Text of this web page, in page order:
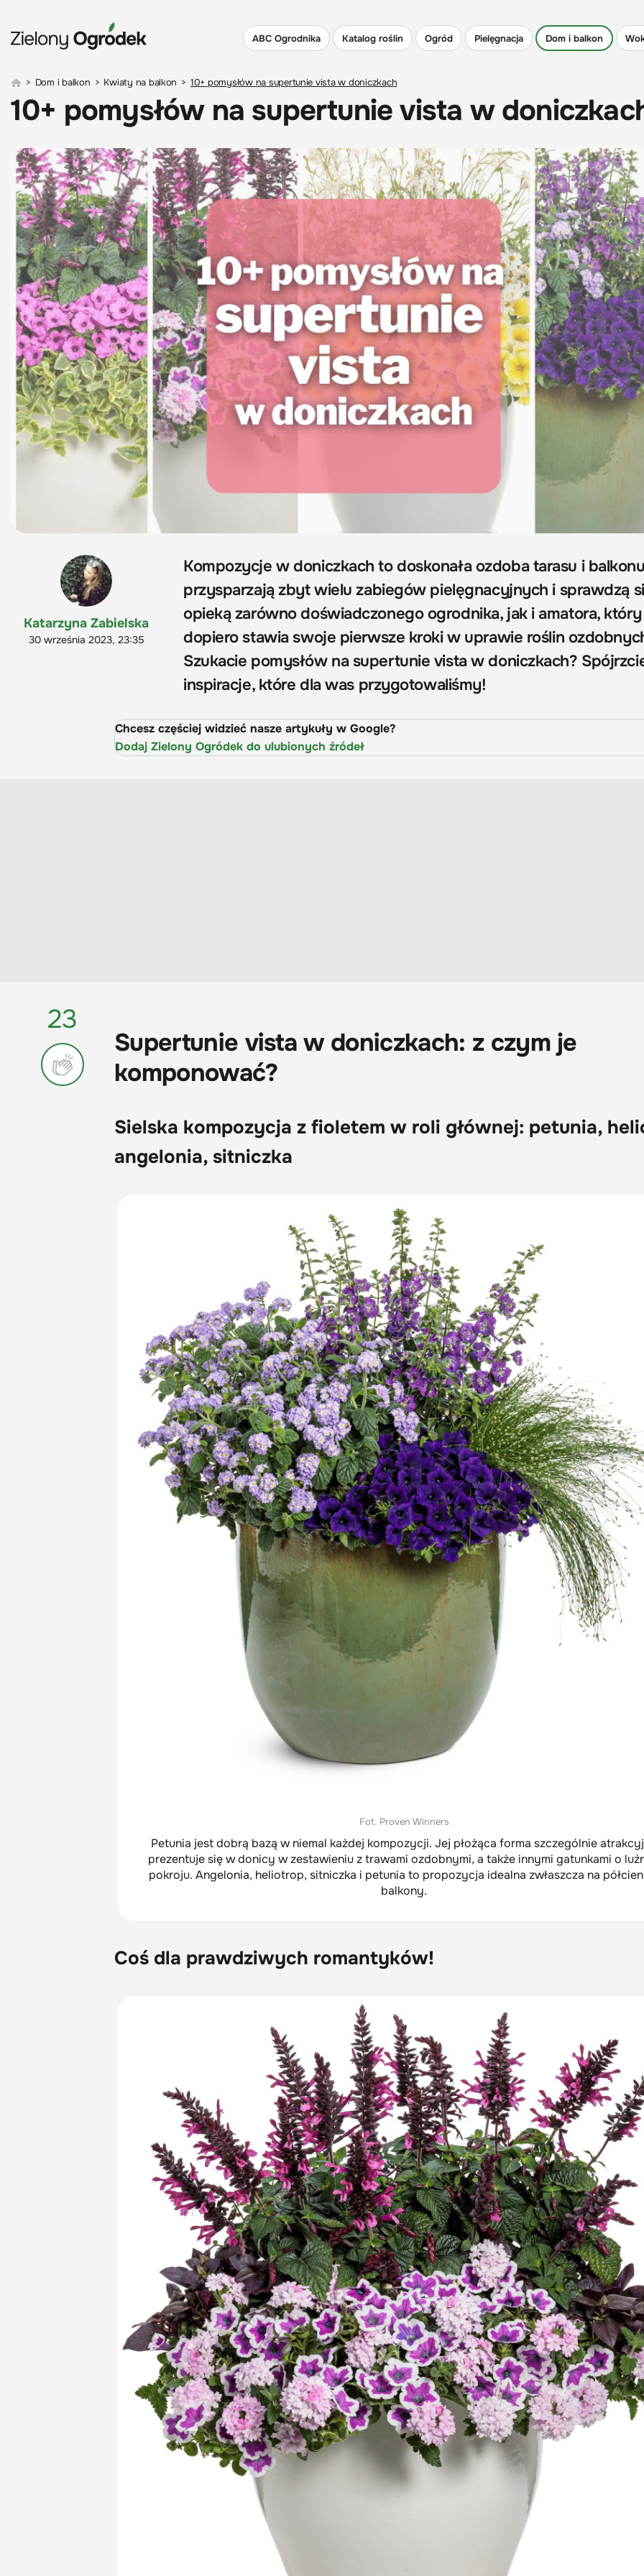
ABC Ogrodnika Katalog roślin Ogród Pielęgnacja Dom i balkon
> Dom i balkon > Kwiaty na balkon > 10+ pomysłów na supertunie vista w doniczkach
10+ pomysłów na supertunie vista w
Katarzyna Zabielska
30 września 2023, 23:35
Kompozycje w doniczkach to doskonała ozdoba tarasu i
przysparzają zbyt wielu zabiegów pielęgnacyjnych i sprawdzą
opieką zarówno doświadczonego ogrodnika, jak i amatora, który
dopiero stawia swoje pierwsze kroki w uprawie roślin
Szukacie pomysłów na supertunie vista w doniczkach?
inspiracje, które dla was przygotowaliśmy!
Chcesz częściej widzieć nasze artykuły w Google?
Dodaj Zielony Ogródek do ulubionych źródeł
23
Supertunie vista w doniczkach: z czym je
komponować?
Sielska kompozycja z fioletem w roli głównej: petunia,
angelonia, sitniczka
Fot. Proven Winners
Petunia jest dobrą bazą w niemal każdej kompozycji. Jej płożąca forma szczególnie
prezentuje się w donicy w zestawieniu z trawami ozdobnymi, a także innymi gatunkami o
pokroju. Angelonia, heliotrop, sitniczka i petunia to propozycja idealna zwłaszcza na
balkony.
Coś dla prawdziwych romantyków!